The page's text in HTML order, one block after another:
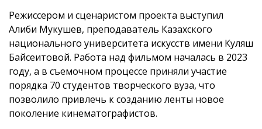
Режиссером и сценаристом проекта выступил
Алиби Мукушев, преподаватель Казахского
национального университета искусств имени Куляш
Байсеитовой. Работа над фильмом началась в 2023
году, а в съемочном процессе приняли участие
порядка 70 студентов творческого вуза, что
позволило привлечь к созданию ленты новое
поколение кинематографистов.